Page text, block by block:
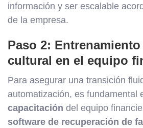
información y ser escalable
de la empresa.
Paso 2:
cultural en el equipo
Para asegurar una transición
automatización, es fundamental
capacitación del equipo
software de recuperación de